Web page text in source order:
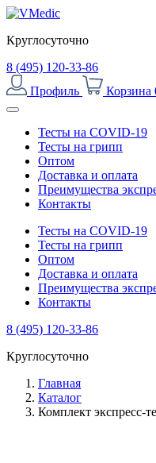
Круглосуточно
8 (495) 120-33-86
Профиль
Корзина
Тесты на COVID-19
Тесты на грипп
Оптом
Доставка и оплата
Преимущества
Контакты
Тесты на COVID-19
Тесты на грипп
Оптом
Доставка и оплата
Преимущества
Контакты
8 (495) 120-33-86
Круглосуточно
Главная
Каталог
Комплект экспресс-